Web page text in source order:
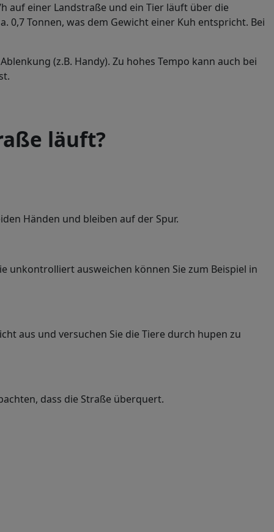
auf einer Landstraße und ein Tier läuft über die
0,7 Tonnen, was dem Gewicht einer Kuh entspricht. Bei
(z.B. Handy). Zu hohes Tempo kann auch bei
läuft?
Händen und bleiben auf der Spur.
unkontrolliert ausweichen können Sie zum Beispiel in
aus und versuchen Sie die Tiere durch hupen zu
dass die Straße überquert.